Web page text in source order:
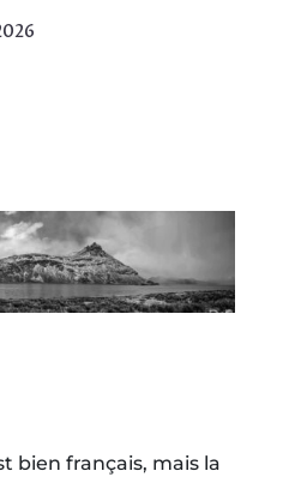
bien français, mais la